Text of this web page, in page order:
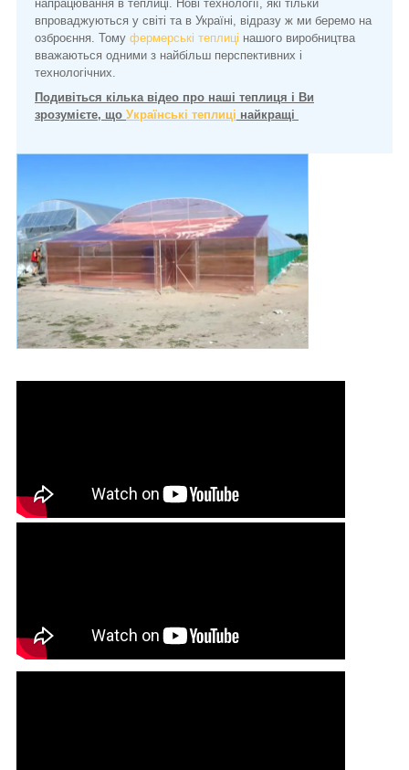
напрацювання в теплиці. Нові технології, які тільки
впроваджуються у світі та в Україні, відразу ж ми беремо на
озброєння. Тому фермерські теплиці нашого виробництва
вважаються одними з найбільш перспективних і
технологічних.
Подивіться кілька відео про наші теплиця і Ви
зрозумієте, що Українські теплиці найкращі